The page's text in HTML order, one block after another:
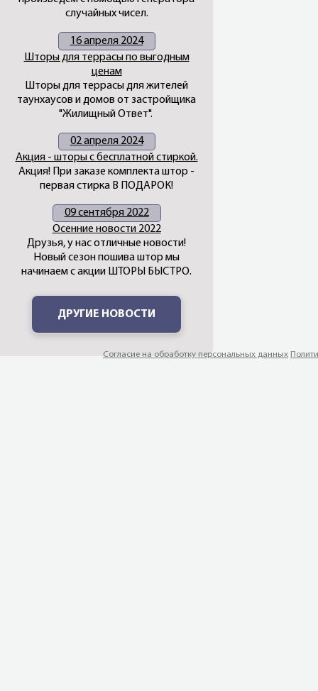
случайных чисел.
16 апреля 2024
Шторы для террасы по выгодным
ценам
Шторы для террасы для жителей
таунхаусов и домов от застройщика
"Жилищный Ответ".
02 апреля 2024
Акция - шторы с бесплатной стиркой.
Акция! При заказе комплекта штор -
первая стирка В ПОДАРОК!
09 сентября 2022
Осенние новости 2022
Друзья, у нас отличные новости!
Новый сезон пошива штор мы
начинаем с акции ШТОРЫ БЫСТРО.
ДРУГИЕ НОВОСТИ
Согласие на обработку персональных данных